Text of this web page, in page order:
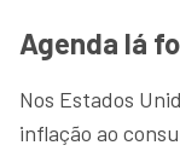
Agenda lá
Nos Estados
inflação ao